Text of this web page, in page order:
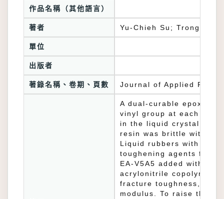
作品名稱（其他語言）
著者 Yu-Chieh Su; Trong-
單位
出版者
著錄名稱、卷期、頁數 Journal of Applied
A dual-curable
vinyl group at each end
in the liquid crystal
resin was brittle with a
Liquid rubbers with
toughening agents for
EA-V5A5 added with
acrylonitrile copolymers
fracture toughness,
modulus. To raise the